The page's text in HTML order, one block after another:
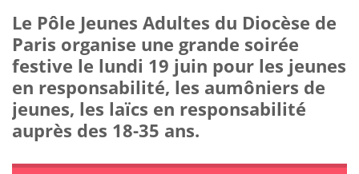
Le Pôle Jeunes Adultes du Diocèse de
Paris organise une grande soirée
festive le lundi 19 juin pour les jeunes
en responsabilité, les aumôniers de
jeunes, les laïcs en responsabilité
auprès des 18-35 ans.